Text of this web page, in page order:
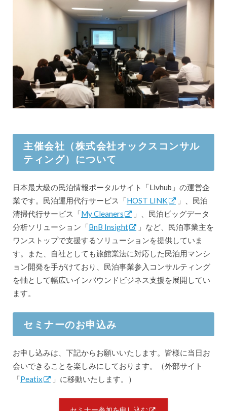
主催会社（株式会社オックスコンサル
ティング）について
日本最大級の民泊情報ポータルサイト「Livhub」の運営企
業です。民泊運用代行サービス「HOST LINK
」、民泊
清掃代行サービス「My Cleaners
」、民泊ビッグデータ
分析ソリューション「BnB Insight
」など、民泊事業主を
ワンストップで支援するソリューションを提供していま
す。また、自社としても旅館業法に対応した民泊用マンシ
ョン開発を手がけており、民泊事業参入コンサルティング
を軸として幅広いインバウンドビジネス支援を展開してい
ます。
セミナーのお申込み
お申し込みは、下記からお願いいたします。皆様に当日お
会いできることを楽しみにしております。（外部サイト
「Peatix 」に移動いたします。）